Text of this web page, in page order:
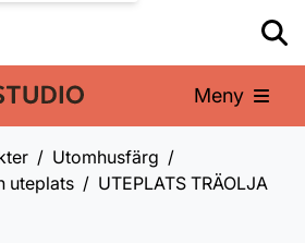
Meny
Utomhusfärg
uteplats
UTEPLATS TRÄOLJA